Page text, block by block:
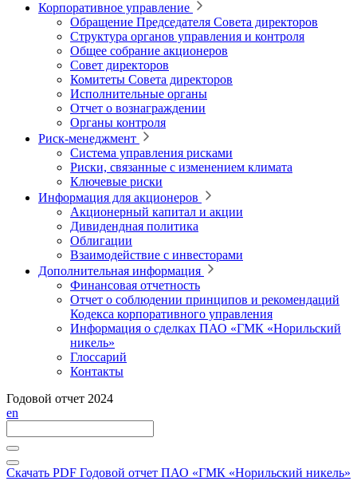
Корпоративное управление
Обращение Председателя Совета директоров
Структура органов управления и контроля
Общее собрание акционеров
Совет директоров
Комитеты Совета директоров
Исполнительные органы
Отчет о вознаграждении
Органы контроля
Риск-менеджмент
Система управления рисками
Риски, связанные с изменением климата
Ключевые риски
Информация для акционеров
Акционерный капитал и акции
Дивидендная политика
Облигации
Взаимодействие с инвесторами
Дополнительная информация
Финансовая отчетность
Отчет о соблюдении принципов и рекомендаций
Кодекса корпоративного управления
Информация о сделках ПАО «ГМК «Норильский
никель»
Глоссарий
Контакты
Годовой отчет 2024
en
Скачать PDF Годовой отчет ПАО «ГМК «Норильский никель»